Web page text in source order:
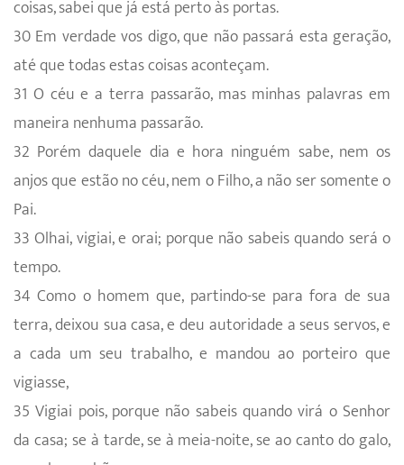
coisas, sabei que já está perto às portas.
30 Em verdade vos digo, que não passará esta geração,
até que todas estas coisas aconteçam.
31 O céu e a terra passarão, mas minhas palavras em
maneira nenhuma passarão.
32 Porém daquele dia e hora ninguém sabe, nem os
anjos que estão no céu, nem o Filho, a não ser somente o
Pai.
33 Olhai, vigiai, e orai; porque não sabeis quando será o
tempo.
34 Como o homem que, partindo-se para fora de sua
terra, deixou sua casa, e deu autoridade a seus servos, e
a cada um seu trabalho, e mandou ao porteiro que
vigiasse,
35 Vigiai pois, porque não sabeis quando virá o Senhor
da casa; se à tarde, se à meia-noite, se ao canto do galo,